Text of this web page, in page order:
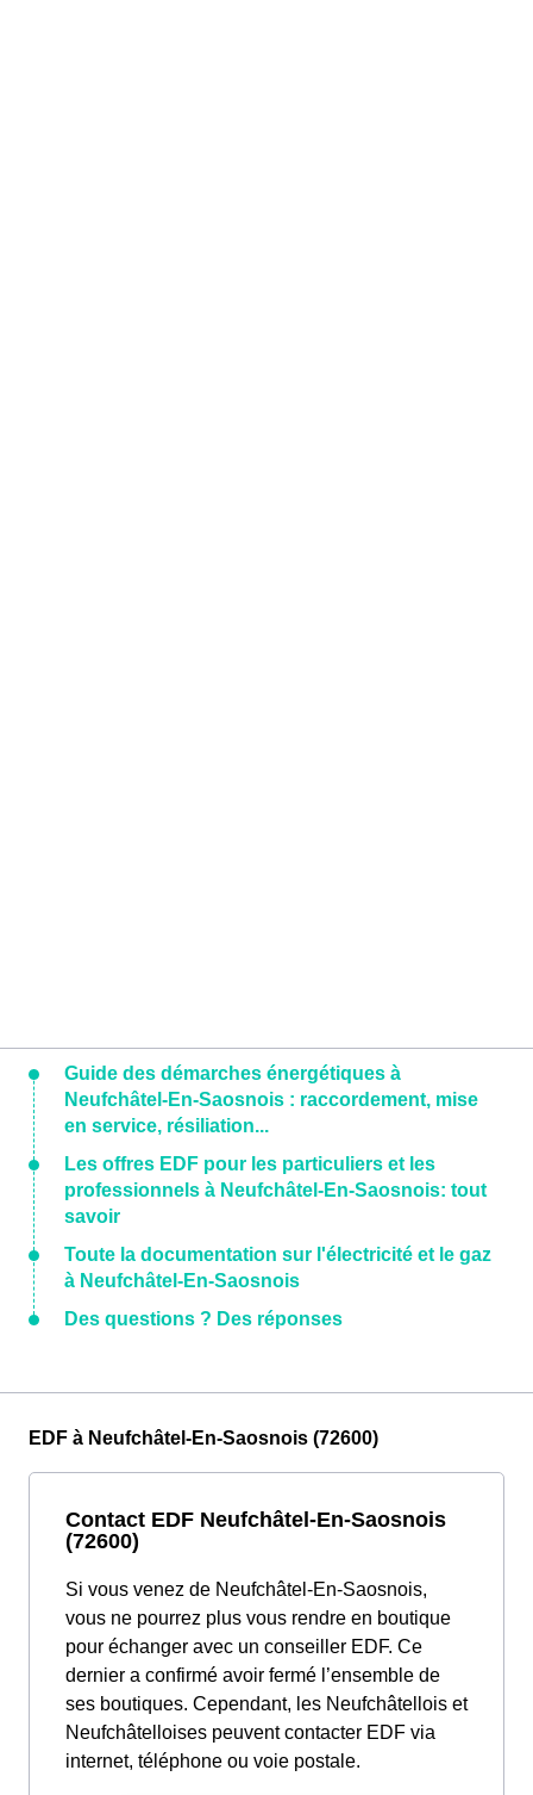
Guide des démarches énergétiques à
Neufchâtel-En-Saosnois : raccordement, mise
en service, résiliation...
Les offres EDF pour les particuliers et les
professionnels à Neufchâtel-En-Saosnois: tout
savoir
Toute la documentation sur l'électricité et le gaz
à Neufchâtel-En-Saosnois
Des questions ? Des réponses
EDF à Neufchâtel-En-Saosnois (72600)
Contact EDF Neufchâtel-En-Saosnois
(72600)
Si vous venez de Neufchâtel-En-Saosnois,
vous ne pourrez plus vous rendre en boutique
pour échanger avec un conseiller EDF. Ce
dernier a confirmé avoir fermé l’ensemble de
ses boutiques. Cependant, les Neufchâtellois et
Neufchâtelloises peuvent contacter EDF via
internet, téléphone ou voie postale.